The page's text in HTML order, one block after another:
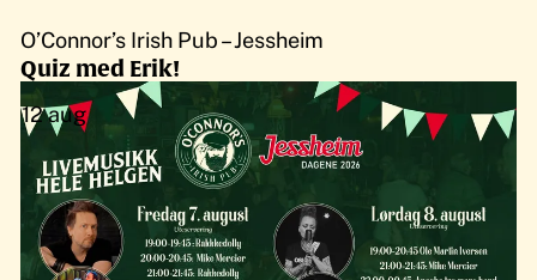
O’Connor’s Irish Pub – Jessheim
Quiz med Erik!
12aug